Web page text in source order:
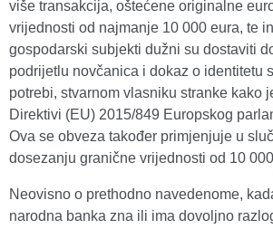
više transakcija, oštećene originalne
vrijednosti od najmanje 10 000 eura, te
gospodarski subjekti dužni su dostaviti
podrijetlu novčanica i dokaz o identitetu
potrebi, stvarnom vlasniku stranke kako
Direktivi (EU) 2015/849 Europskog
Ova se obveza također primjenjuje u
dosezanju granične vrijednosti od 10
Neovisno o prethodno navedenome,
narodna banka zna ili ima dovoljno